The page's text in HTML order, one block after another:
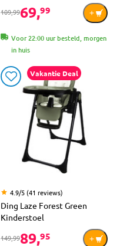
109,9969,99
Voor 22:00 uur besteld, morgen
in huis
Vakantie Deal
4.9/5 (41 reviews)
Ding Laze Forest Green
Kinderstoel
149,9989,95